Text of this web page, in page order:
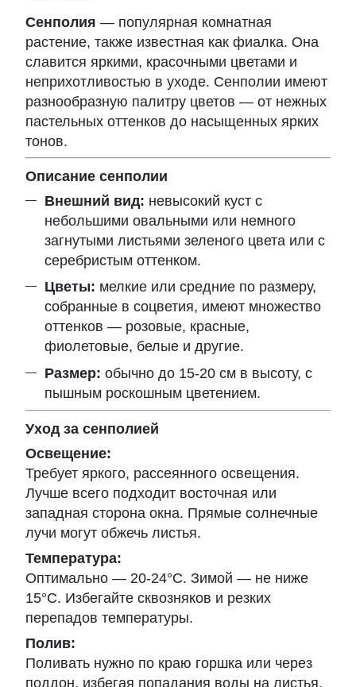
Сенполия — популярная комнатная
растение, также известная как фиалка. Она
славится яркими, красочными цветами и
неприхотливостью в уходе. Сенполии имеют
разнообразную палитру цветов — от нежных
пастельных оттенков до насыщенных ярких
тонов.
Описание сенполии
Внешний вид: невысокий куст с
небольшими овальными или немного
загнутыми листьями зеленого цвета или с
серебристым оттенком.
Цветы: мелкие или средние по размеру,
собранные в соцветия, имеют множество
оттенков — розовые, красные,
фиолетовые, белые и другие.
Размер: обычно до 15-20 см в высоту, с
пышным роскошным цветением.
Уход за сенполией
Освещение:
Требует яркого, рассеянного освещения.
Лучше всего подходит восточная или
западная сторона окна. Прямые солнечные
лучи могут обжечь листья.
Температура:
Оптимально — 20-24°C. Зимой — не ниже
15°C. Избегайте сквозняков и резких
перепадов температуры.
Полив:
Поливать нужно по краю горшка или через
поддон, избегая попадания воды на листья.